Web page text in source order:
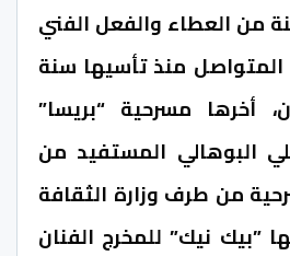
تزيد عن 20 سنة من العطاء والفعل الفني
منذ تأسيها سنة
أخرها مسرحية “بريسا”
البوهالي المستفيد من
من طرف وزارة الثقافة
وقبلها ”بيك نيك” للمخرج الفنان